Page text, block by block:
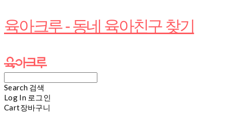
육아크루 - 동네 육아친구 찾기
Search 검색
Log In 로그인
Cart장바구니